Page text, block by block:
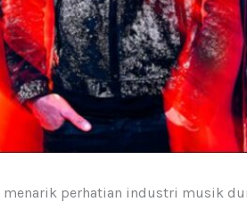
perhatian industri musik